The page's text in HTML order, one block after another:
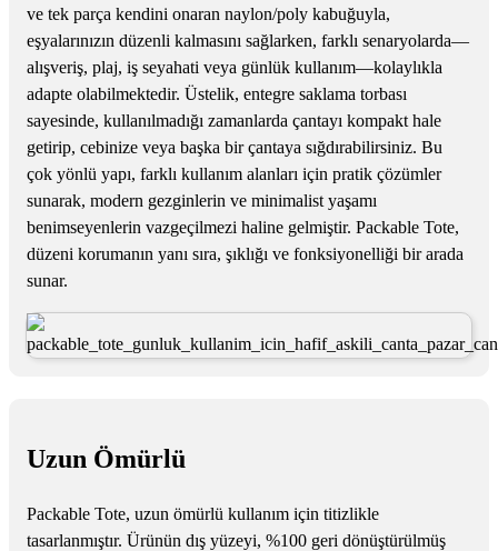
ve tek parça kendini onaran naylon/poly kabuğuyla,
eşyalarınızın düzenli kalmasını sağlarken, farklı senaryolarda—
alışveriş, plaj, iş seyahati veya günlük kullanım—kolaylıkla
adapte olabilmektedir. Üstelik, entegre saklama torbası
sayesinde, kullanılmadığı zamanlarda çantayı kompakt hale
getirip, cebinize veya başka bir çantaya sığdırabilirsiniz. Bu
çok yönlü yapı, farklı kullanım alanları için pratik çözümler
sunarak, modern gezginlerin ve minimalist yaşamı
benimseyenlerin vazgeçilmezi haline gelmiştir. Packable Tote,
düzeni korumanın yanı sıra, şıklığı ve fonksiyonelliği bir arada
sunar.
Uzun Ömürlü
Packable Tote, uzun ömürlü kullanım için titizlikle
tasarlanmıştır. Ürünün dış yüzeyi, %100 geri dönüştürülmüş